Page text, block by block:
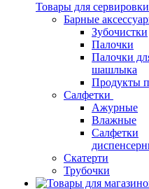
Товары для сервировки
Барные
Зубочистки
Палочки
Палочки
шашлыка
Продукты
Салфетки
Ажурные
Влажные
Салфетки
Скатерти
Трубочки